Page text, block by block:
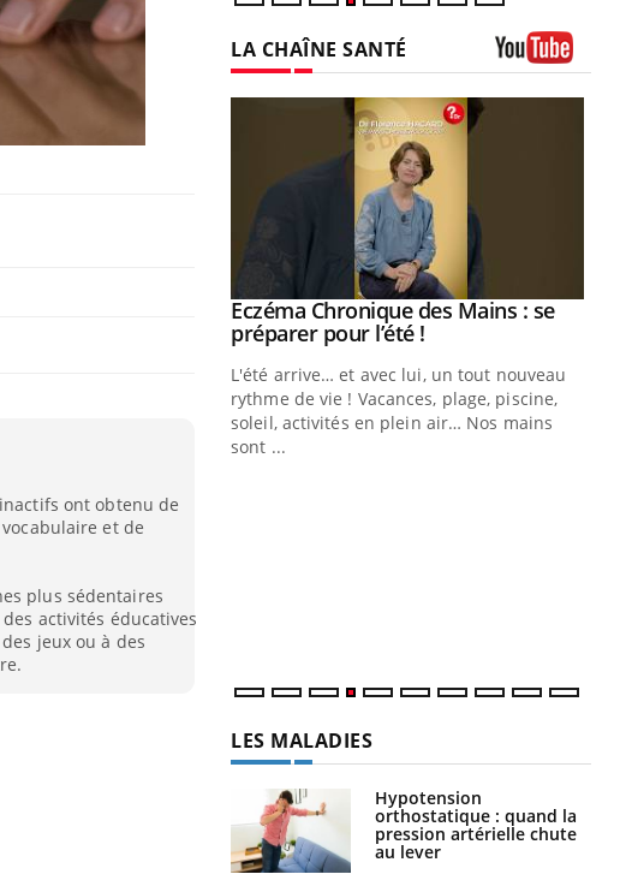
ont obtenu de
et de
plus sédentaires
activités éducatives
jeux ou à des
LA CHAÎNE SANTÉ
Youtube
Eczéma Chronique des Mains : se
préparer pour l’été !Youtube
L'été arrive… et avec lui, un tout nouveau
rythme de vie ! Vacances, plage, piscine,
soleil, activités en plein air… Nos mains
sont ...
LES MALADIES
Hypotension
orthostatique : quand la
pression artérielle chute
au lever